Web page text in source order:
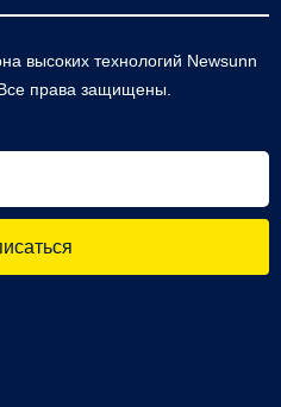
высоких технологий Newsunn
права защищены.